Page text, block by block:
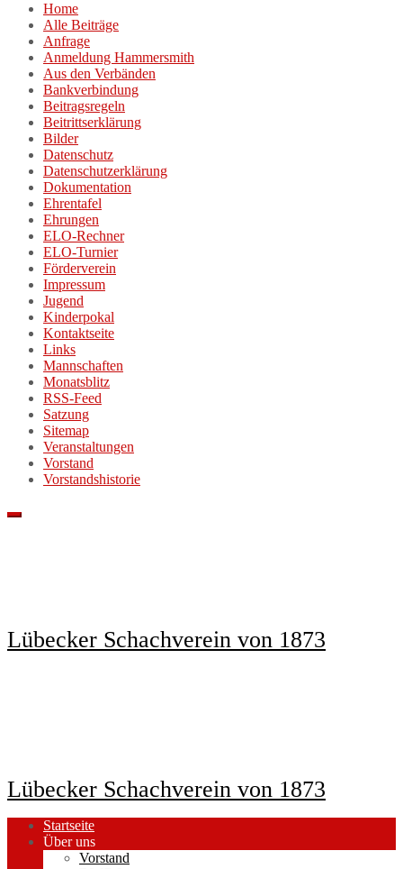
Home
Alle Beiträge
Anfrage
Anmeldung Hammersmith
Aus den Verbänden
Bankverbindung
Beitragsregeln
Beitrittserklärung
Bilder
Datenschutz
Datenschutzerklärung
Dokumentation
Ehrentafel
Ehrungen
ELO-Rechner
ELO-Turnier
Förderverein
Impressum
Jugend
Kinderpokal
Kontaktseite
Links
Mannschaften
Monatsblitz
RSS-Feed
Satzung
Sitemap
Veranstaltungen
Vorstand
Vorstandshistorie
Lübecker Schachverein von 1873
Lübecker Schachverein von 1873
Startseite
Über uns
Vorstand